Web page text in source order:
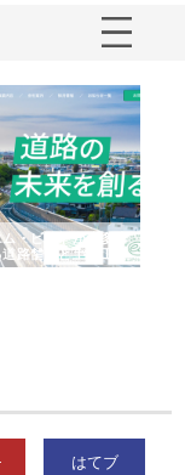
・ビルドが南多摩
路舗装と土木工事
はてブ